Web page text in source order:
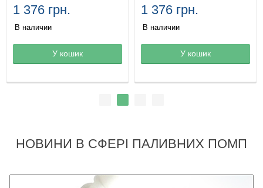
Товар в корзине
1 376 грн.
В наличии
У кошик Товар в корзине
1 376 грн.
В наличии
У кошик
НОВИНИ В СФЕРІ ПАЛИВНИХ ПОМП